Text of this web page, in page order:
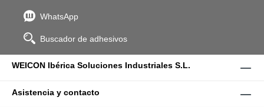
WhatsApp
Buscador de adhesivos
WEICON Ibérica Soluciones Industriales S.L.
Asistencia y contacto